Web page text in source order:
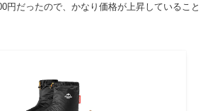
円だったので、かなり価格が上昇していること